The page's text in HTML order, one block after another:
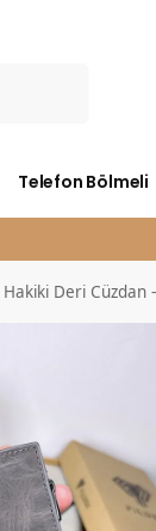
Telefon Bölmeli
Hakiki Deri